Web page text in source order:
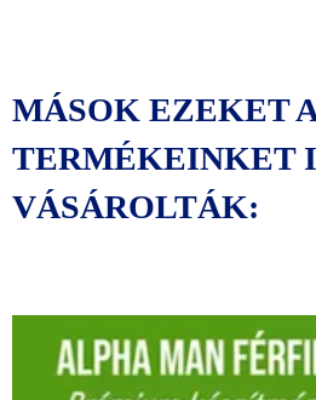
MÁSOK EZEKET A
TERMÉKEINKET
VÁSÁROLTÁK: